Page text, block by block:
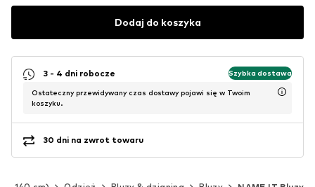
Dodaj do koszyka
3 - 4 dni robocze Szybka dostawa
Ostateczny przewidywany czas dostawy pojawi się w Twoim
koszyku.
30 dni na zwrot towaru